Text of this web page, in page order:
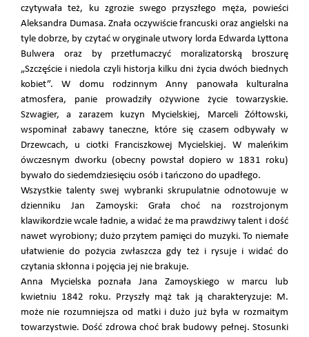
czytywała też, ku zgrozie swego przyszłego męża, powieści
Aleksandra Dumasa. Znała oczywiście francuski oraz angielski na
tyle dobrze, by czytać w oryginale utwory lorda Edwarda Lyttona
Bulwera oraz by przetłumaczyć moralizatorską broszurę
„Szczęście i niedola czyli historja kilku dni życia dwóch biednych
kobiet”. W domu rodzinnym Anny panowała kulturalna
atmosfera, panie prowadziły ożywione życie towarzyskie.
Szwagier, a zarazem kuzyn Mycielskiej, Marceli Żółtowski,
wspominał zabawy taneczne, które się czasem odbywały w
Drzewcach, u ciotki Franciszkowej Mycielskiej. W maleńkim
ówczesnym dworku (obecny powstał dopiero w 1831 roku)
bywało do siedemdziesięciu osób i tańczono do upadłego.
Wszystkie talenty swej wybranki skrupulatnie odnotowuje w
dzienniku Jan Zamoyski: Grała choć na rozstrojonym
klawikordzie wcale ładnie, a widać że ma prawdziwy talent i dość
nawet wyrobiony; dużo przytem pamięci do muzyki. To niemałe
ułatwienie do pożycia zwłaszcza gdy też i rysuje i widać do
czytania skłonna i pojęcia jej nie brakuje.
Anna Mycielska poznała Jana Zamoyskiego w marcu lub
kwietniu 1842 roku. Przyszły mąż tak ją charakteryzuje: M.
może nie rozumniejsza od matki i dużo już była w rozmaitym
towarzystwie. Dość zdrowa choć brak budowy pełnej. Stosunki